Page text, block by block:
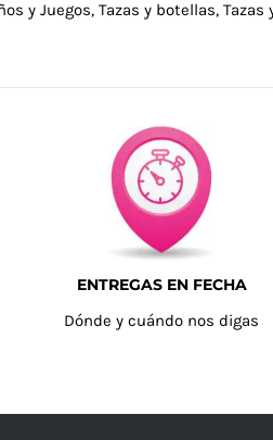
y Juegos, Tazas y botellas, Tazas
ENTREGAS EN FECHA
Dónde y cuándo nos digas